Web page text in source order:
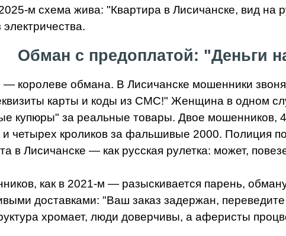
м схема жива: "Квартира в Лисичанске, вид
Обман с предоплатой: "Деньги
королеве обмана. В Лисичанске мошенники
карты и коды из СМС!" Женщина в одном
купюры" за реальные товары. Двое мошенников,
четырех кроликов за фальшивые 2000. Полиция
в Лисичанске — как русская рулетка: может,
как в 2021-м — разыскивается парень,
доставками: "Ваш заказ задержан,
хромает, люди доверчивы, а аферисты